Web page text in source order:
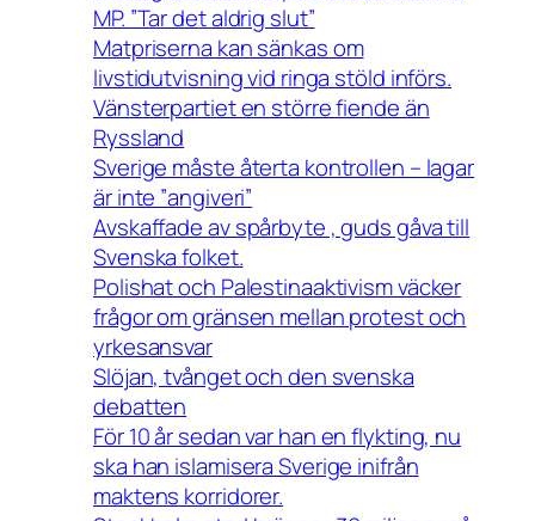
MP. ”Tar det aldrig slut”
Matpriserna kan sänkas om
livstidutvisning vid ringa stöld införs.
Vänsterpartiet en större fiende än
Ryssland
Sverige måste återta kontrollen – lagar
är inte ”angiveri”
Avskaffade av spårbyte , guds gåva till
Svenska folket.
Polishat och Palestinaaktivism väcker
frågor om gränsen mellan protest och
yrkesansvar
Slöjan, tvånget och den svenska
debatten
För 10 år sedan var han en flykting, nu
ska han islamisera Sverige inifrån
maktens korridorer.